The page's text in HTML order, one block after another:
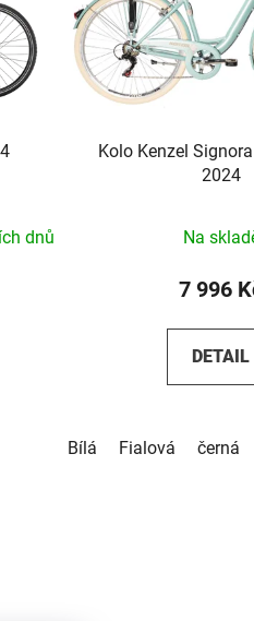
dnů
Kolo Kenzel
2024
Na
7 996
DETAIL
Bílá Fialová černá